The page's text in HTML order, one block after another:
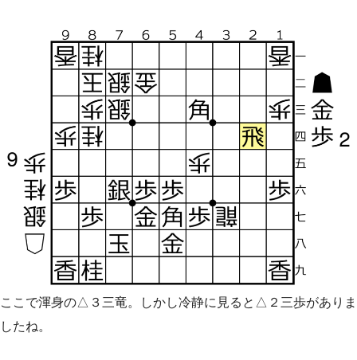
ここで渾身の△３三竜。しかし冷静に見ると△２三歩がありま
したね。